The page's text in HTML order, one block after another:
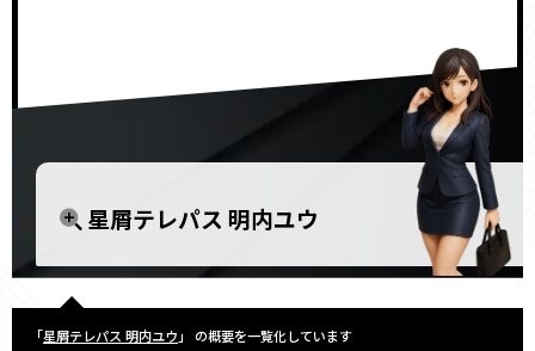
星屑テレパス 明内ユウ
「星屑テレパス 明内ユウ 」 の概要を一覧化しています